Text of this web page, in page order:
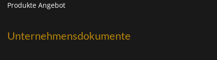
Produkte Angebot
Unternehmensdokumente